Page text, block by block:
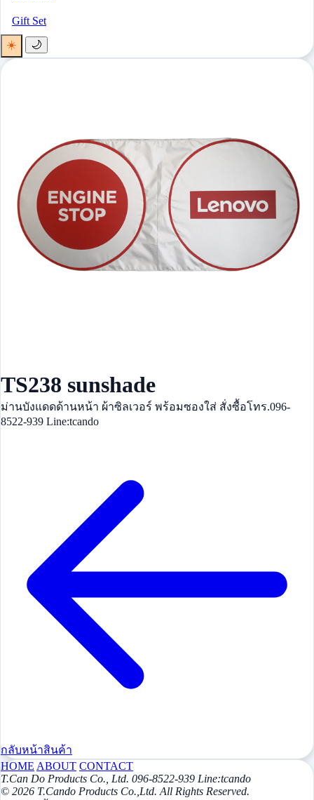
Gift Set
☀️
🌙
TS238 sunshade
ม่านบังแดดด้านหน้า ผ้าซิลเวอร์ พร้อมซองใส่ สั่งซื้อโทร.096-
8522-939 Line:tcando
กลับหน้าสินค้า
HOME ABOUT CONTACT
T.Can Do Products Co., Ltd. 096-8522-939 Line:tcando
© 2026 T.Cando Products Co.,Ltd. All Rights Reserved.